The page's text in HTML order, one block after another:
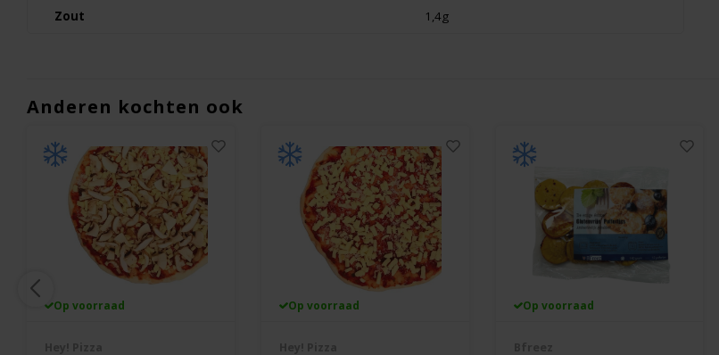
Zout 1,4g
Anderen kochten ook
Op voorraad Op voorraad Op voorraad